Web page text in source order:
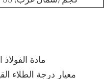
مادة
معيار درجة الطلاء